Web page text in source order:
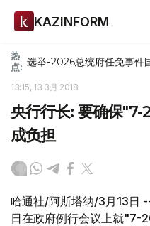
KAZINFORM
热
点: 选举-2026总统府任免事件
13:15, 13 3月 2018
央行行长: 要确保
成负担
哈通社/阿斯塔纳/3月13日
日在政府例行会议上就"7-